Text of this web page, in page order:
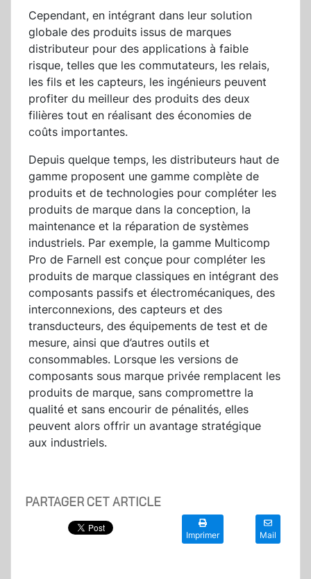
Cependant, en intégrant dans leur solution
globale des produits issus de marques
distributeur pour des applications à faible
risque, telles que les commutateurs, les relais,
les fils et les capteurs, les ingénieurs peuvent
profiter du meilleur des produits des deux
filières tout en réalisant des économies de
coûts importantes.
Depuis quelque temps, les distributeurs haut de
gamme proposent une gamme complète de
produits et de technologies pour compléter les
produits de marque dans la conception, la
maintenance et la réparation de systèmes
industriels. Par exemple, la gamme Multicomp
Pro de Farnell est conçue pour compléter les
produits de marque classiques en intégrant des
composants passifs et électromécaniques, des
interconnexions, des capteurs et des
transducteurs, des équipements de test et de
mesure, ainsi que d’autres outils et
consommables. Lorsque les versions de
composants sous marque privée remplacent les
produits de marque, sans compromettre la
qualité et sans encourir de pénalités, elles
peuvent alors offrir un avantage stratégique
aux industriels.
PARTAGER CET ARTICLE
Imprimer Mail